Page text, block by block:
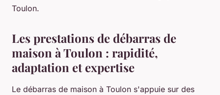
Toulon.
Les prestations de débarras de
maison à Toulon : rapidité,
adaptation et expertise
Le débarras de maison à Toulon s'appuie sur des